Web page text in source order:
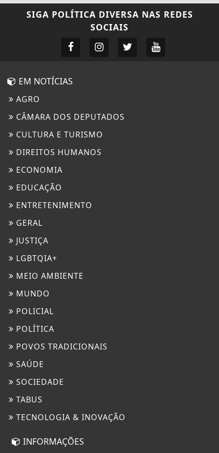
SIGA POLÍTICA DIVERSA NAS REDES
SOCIAIS
EM NOTÍCIAS
AGRO
CÂMARA DOS DEPUTADOS
CULTURA E TURISMO
DIREITOS HUMANOS
ECONOMIA
EDUCAÇÃO
ENTRETENIMENTO
GERAL
JUSTIÇA
LGBTQIA+
MEIO AMBIENTE
MUNDO
POLICIAL
POLÍTICA
POVOS TRADICIONAIS
SAÚDE
SOCIEDADE
TABUS
TECNOLOGIA & INOVAÇÃO
INFORMAÇÕES